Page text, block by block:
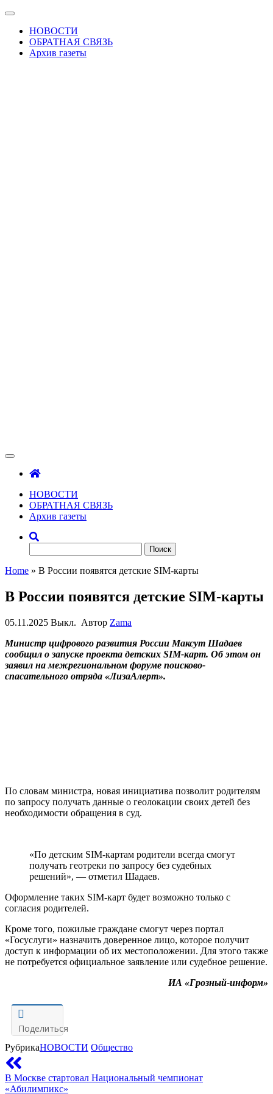
Skip
content
Показать/
Скрыть
навигацию
НОВОСТИ
ОБРАТНАЯ СВЯЗЬ
Архив газеты
НОВОСТИ
ОБРАТНАЯ СВЯЗЬ
Архив газеты
Home » В России появятся детские SIM-карты
В России появятся детские SIM-карты
05.11.2025 Выкл. Автор Zama
Министр цифрового развития России Максут Шадаев
сообщил о запуске проекта детских SIM-карт. Об этом он
заявил на межрегиональном форуме поисково-
спасательного отряда «ЛизаАлерт».
По словам министра, новая инициатива позволит родителям
по запросу получать данные о геолокации своих детей без
необходимости обращения в суд.
«По детским SIM-картам родители всегда смогут
получать геотреки по запросу без судебных
решений», — отметил Шадаев.
Оформление таких SIM-карт будет возможно только с
согласия родителей.
Кроме того, пожилые граждане смогут через портал
«Госуслуги» назначить доверенное лицо, которое получит
доступ к информации об их местоположении. Для этого также
не потребуется официальное заявление или судебное решение.
ИА «Грозный-информ»
Поделиться
РубрикаНОВОСТИ Общество
В Москве стартовал Национальный чемпионат
«Абилимпикс»